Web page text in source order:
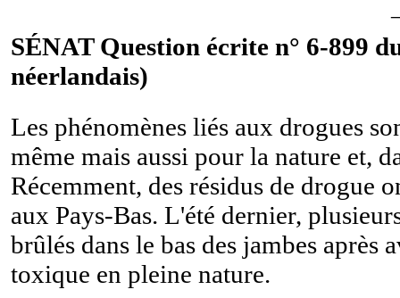
SÉNAT Question écrite n° 6-899
néerlandais)
Les phénomènes liés aux drogues
même mais aussi pour la nature et,
Récemment, des résidus de drogue
aux Pays-Bas. L'été dernier,
brûlés dans le bas des jambes
toxique en pleine nature.